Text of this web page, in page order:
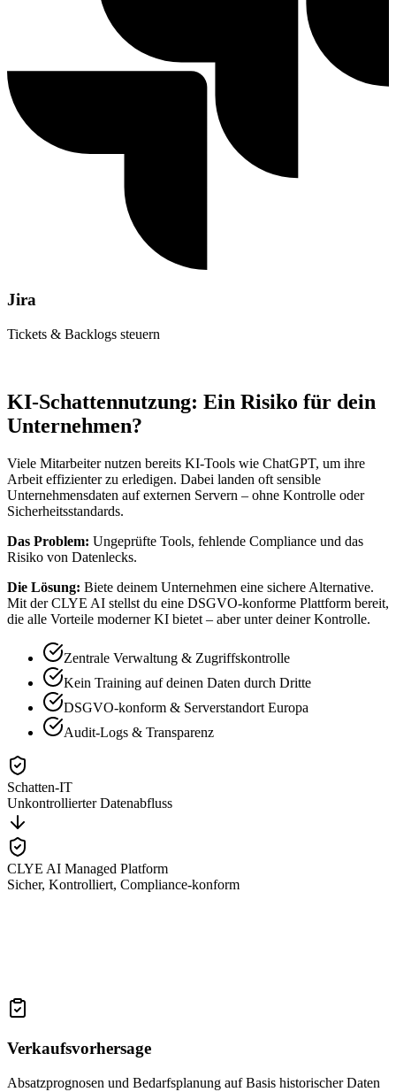
Jira
Tickets & Backlogs steuern
KI-Schattennutzung: Ein Risiko für dein
Unternehmen?
Viele Mitarbeiter nutzen bereits KI-Tools wie ChatGPT, um ihre
Arbeit effizienter zu erledigen. Dabei landen oft sensible
Unternehmensdaten auf externen Servern – ohne Kontrolle oder
Sicherheitsstandards.
Das Problem: Ungeprüfte Tools, fehlende Compliance und das
Risiko von Datenlecks.
Die Lösung: Biete deinem Unternehmen eine sichere Alternative.
Mit der CLYE AI stellst du eine DSGVO-konforme Plattform bereit,
die alle Vorteile moderner KI bietet – aber unter deiner Kontrolle.
Zentrale Verwaltung & Zugriffskontrolle
Kein Training auf deinen Daten durch Dritte
DSGVO-konform & Serverstandort Europa
Audit-Logs & Transparenz
Schatten-IT
Unkontrollierter Datenabfluss
CLYE AI Managed Platform
Sicher, Kontrolliert, Compliance-konform
Verkaufsvorhersage
Absatzprognosen und Bedarfsplanung auf Basis historischer Daten